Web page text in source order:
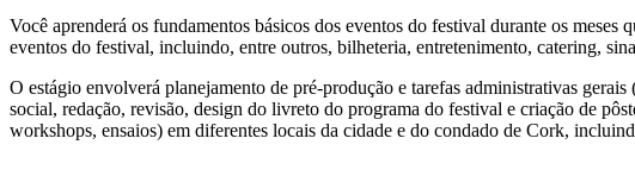
Você aprenderá os fundamentos básicos dos eventos do festival durante os
eventos do festival, incluindo, entre outros, bilheteria, entretenimento, catering,
O estágio envolverá planejamento de pré-produção e tarefas administrativas
social, redação, revisão, design do livreto do programa do festival e criação de
workshops, ensaios) em diferentes locais da cidade e do condado de Cork,